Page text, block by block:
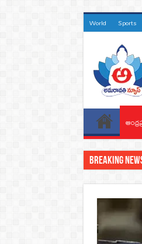
World Sports
Breaking